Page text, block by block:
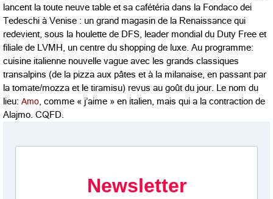
lancent la toute neuve table et sa cafétéria dans la Fondaco dei
Tedeschi à Venise : un grand magasin de la Renaissance qui
redevient, sous la houlette de DFS, leader mondial du Duty Free et
filiale de LVMH, un centre du shopping de luxe. Au programme:
cuisine italienne nouvelle vague avec les grands classiques
transalpins (de la pizza aux pâtes et à la milanaise, en passant par
la tomate/mozza et le tiramisu) revus au goût du jour. Le nom du
lieu: Amo, comme « j’aime » en italien, mais qui a la contraction de
Alajmo. CQFD.